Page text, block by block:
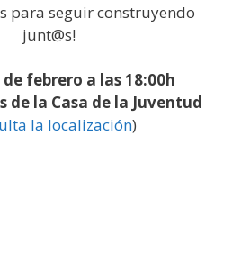
para seguir construyendo
junt@s!
de febrero a las 18:00h
de la Casa de la Juventud
la localización)